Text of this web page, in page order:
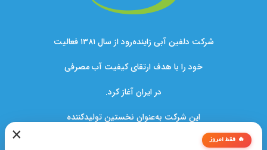
شرکت دلفین آبی زاینده‌رود از سال ۱۳۸۱ فعالیت
خود را با هدف ارتقای کیفیت آب مصرفی
در ایران آغاز کرد.
این شرکت به‌عنوان نخستین تولیدکننده
دستگاه‌های تصفیه آب در کشور،نقشی کلیدی
× 🔥 فقط امروز